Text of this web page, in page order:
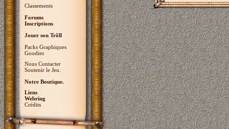
Classements
Forums
Inscriptions
Jouer son Trõll
Packs Graphiques
Goodies
Nous Contacter
Soutenir le Jeu.
Notre Boutique.
Liens
Webring
Crédits